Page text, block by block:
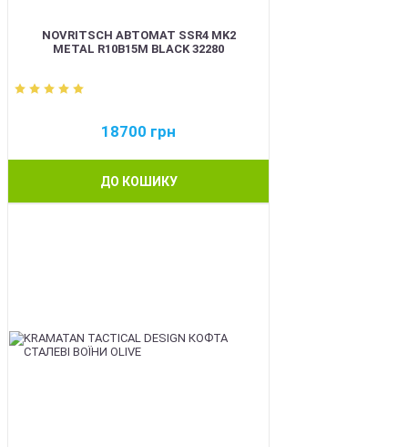
NOVRITSCH АВТОМАТ SSR4 MK2
METAL R10B15M BLACK 32280
18700 грн
ДО КОШИКУ